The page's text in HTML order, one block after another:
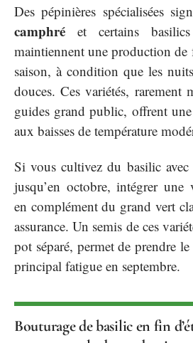
Des pépinières spécialisées
camphré et certains
maintiennent une production de
saison, à condition que les
douces. Ces variétés, rarement
guides grand public, offrent
aux baisses de température
Si vous cultivez du basilic
jusqu’en octobre, intégrer une
en complément du grand vert
assurance. Un semis de ces
pot séparé, permet de prendre
principal fatigue en septembre.
Bouturage de basilic en fin